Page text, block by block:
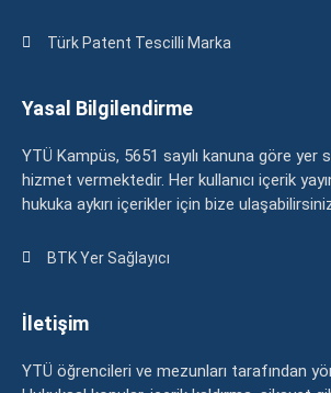
Türk Patent Tescilli Marka
Yasal Bilgilendirme
YTÜ Kampüs, 5651 sayılı kanuna göre yer
hizmet vermektedir. Her kullanıcı içerik
hukuka aykırı içerikler için bize
BTK Yer Sağlayıcı
İletişim
YTÜ öğrencileri ve mezunları tarafından